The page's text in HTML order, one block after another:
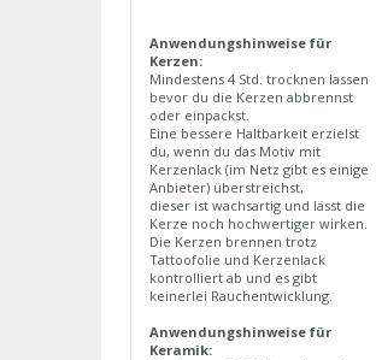
Anwendungshinweise für
Kerzen:
Mindestens 4 Std. trocknen lassen
bevor du die Kerzen abbrennst
oder einpackst.
Eine bessere Haltbarkeit erzielst
du, wenn du das Motiv mit
Kerzenlack (im Netz gibt es einige
Anbieter) überstreichst,
dieser ist wachsartig und lässt die
Kerze noch hochwertiger wirken.
Die Kerzen brennen trotz
Tattoofolie und Kerzenlack
kontrolliert ab und es gibt
keinerlei Rauchentwicklung.
Anwendungshinweise für
Keramik: